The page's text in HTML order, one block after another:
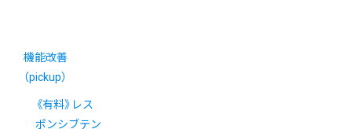
機能改善
（pickup）
《有料》レス
ポンシブテン